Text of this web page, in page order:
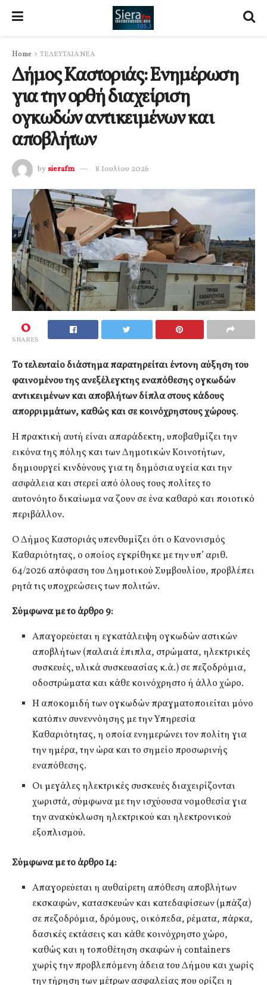
Home ΤΕΛΕΥΤΑΙΑ ΝΕΑ
Δήμος Καστοριάς: Ενημέρωση
για την ορθή διαχείριση
ογκωδών αντικειμένων και
αποβλήτων
by sierafm 8 Ιουλίου 2026
0
SHARES
Το τελευταίο διάστημα παρατηρείται έντονη αύξηση του
φαινομένου της ανεξέλεγκτης εναπόθεσης ογκωδών
αντικειμένων και αποβλήτων δίπλα στους κάδους
απορριμμάτων, καθώς και σε κοινόχρηστους χώρους.
Η πρακτική αυτή είναι απαράδεκτη, υποβαθμίζει την
εικόνα της πόλης και των Δημοτικών Κοινοτήτων,
δημιουργεί κινδύνους για τη δημόσια υγεία και την
ασφάλεια και στερεί από όλους τους πολίτες το
αυτονόητο δικαίωμα να ζουν σε ένα καθαρό και ποιοτικό
περιβάλλον.
Ο Δήμος Καστοριάς υπενθυμίζει ότι ο Κανονισμός
Καθαριότητας, ο οποίος εγκρίθηκε με την υπ’ αριθ.
64/2026 απόφαση του Δημοτικού Συμβουλίου, προβλέπει
ρητά τις υποχρεώσεις των πολιτών.
Σύμφωνα με το άρθρο 9:
Απαγορεύεται η εγκατάλειψη ογκωδών αστικών
αποβλήτων (παλαιά έπιπλα, στρώματα, ηλεκτρικές
συσκευές, υλικά συσκευασίας κ.ά.) σε πεζοδρόμια,
οδοστρώματα και κάθε κοινόχρηστο ή άλλο χώρο.
Η αποκομιδή των ογκωδών πραγματοποιείται μόνο
κατόπιν συνεννόησης με την Υπηρεσία
Καθαριότητας, η οποία ενημερώνει τον πολίτη για
την ημέρα, την ώρα και το σημείο προσωρινής
εναπόθεσης.
Οι μεγάλες ηλεκτρικές συσκευές διαχειρίζονται
χωριστά, σύμφωνα με την ισχύουσα νομοθεσία για
την ανακύκλωση ηλεκτρικού και ηλεκτρονικού
εξοπλισμού.
Σύμφωνα με το άρθρο 14:
Απαγορεύεται η αυθαίρετη απόθεση αποβλήτων
εκσκαφών, κατασκευών και κατεδαφίσεων (μπάζα)
σε πεζοδρόμια, δρόμους, οικόπεδα, ρέματα, πάρκα,
δασικές εκτάσεις και κάθε κοινόχρηστο χώρο,
καθώς και η τοποθέτηση σκαφών ή containers
χωρίς την προβλεπόμενη άδεια του Δήμου και χωρίς
την τήρηση των μέτρων ασφαλείας που ορίζει η